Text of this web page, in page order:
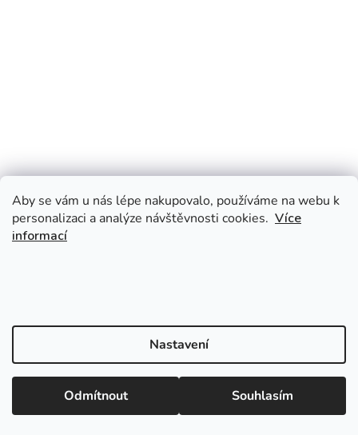
Aby se vám u nás lépe nakupovalo, používáme na webu k
personalizaci a analýze návštěvnosti cookies. Více
informací
Nastavení
Odmítnout Souhlasím